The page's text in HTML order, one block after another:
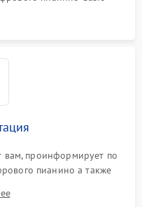
вам, проинформирует по
пианино а также